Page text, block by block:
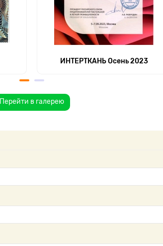
ИНТЕРТКАНЬ Осень 2023
Перейти в галерею